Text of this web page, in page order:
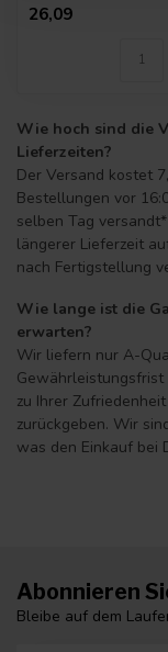
26,09
Wie hoch sind die
Lieferzeiten?
Der Versand kostet
Bestellungen vor
selben Tag
längerer Lieferzeit
nach Fertigstellung
Wie lange ist die
erwarten?
Wir liefern nur A-
zu Ihrer
zurückgeben. Wir
was den Einkauf bei
Abonnieren
Bleibe auf dem